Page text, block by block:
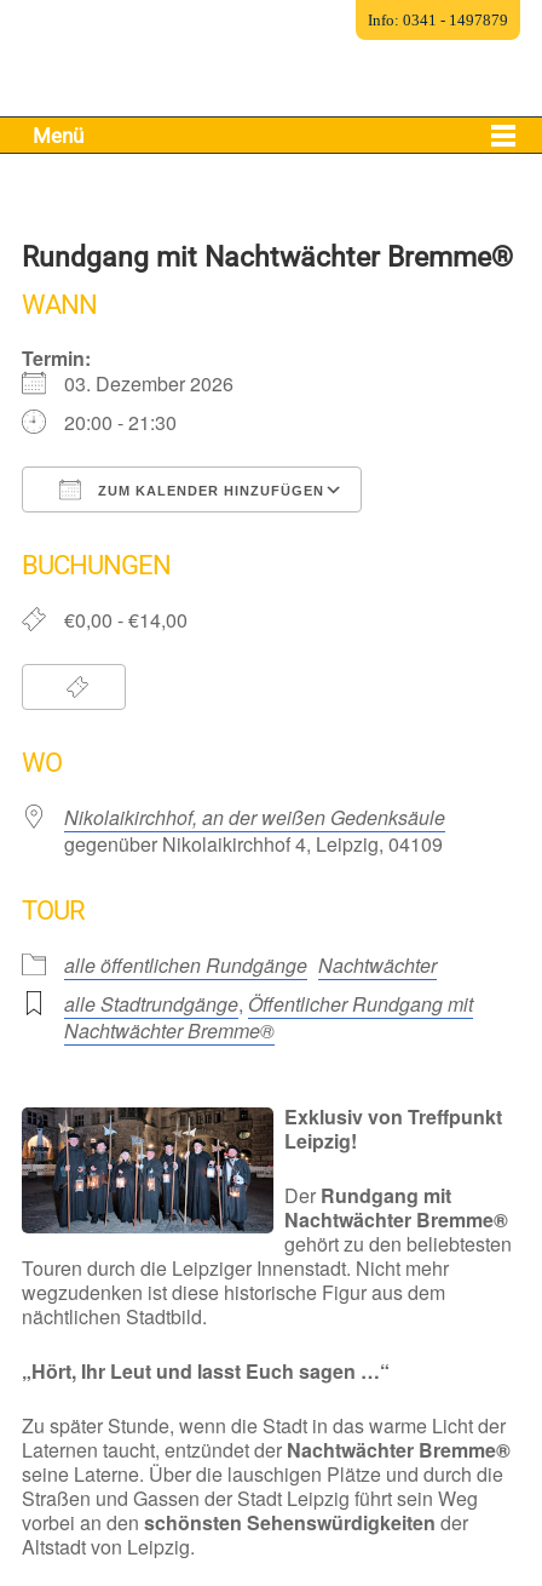
Menü
Rundgang mit Nachtwächter Bremme®
WANN
Termin:
03. Dezember 2026
20:00 - 21:30
ZUM KALENDER HINZUFÜGEN
BUCHUNGEN
€0,00 - €14,00
WO
Nikolaikirchhof, an der weißen Gedenksäule
gegenüber Nikolaikirchhof 4, Leipzig, 04109
TOUR
alle öffentlichen Rundgänge Nachtwächter
alle Stadtrundgänge, Öffentlicher Rundgang mit
Nachtwächter Bremme®
Exklusiv von Treffpunkt
Leipzig!
Der Rundgang mit
Nachtwächter Bremme®
gehört zu den beliebtesten
Touren durch die Leipziger Innenstadt. Nicht mehr
wegzudenken ist diese historische Figur aus dem
nächtlichen Stadtbild.
„Hört, Ihr Leut und lasst Euch sagen …“
Zu später Stunde, wenn die Stadt in das warme Licht der
Laternen taucht, entzündet der Nachtwächter Bremme®
seine Laterne. Über die lauschigen Plätze und durch die
Straßen und Gassen der Stadt Leipzig führt sein Weg
vorbei an den schönsten Sehenswürdigkeiten der
Altstadt von Leipzig.
Info: 0341 - 1497879